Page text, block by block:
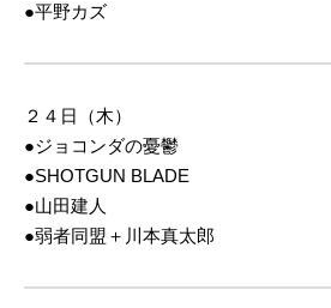
●平野カズ
２４日（木）
●ジョコンダの憂鬱
●SHOTGUN BLADE
●山田建人
●弱者同盟＋川本真太郎